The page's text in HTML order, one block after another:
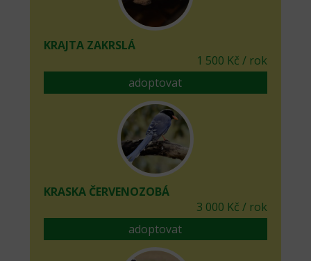
KRAJTA ZAKRSLÁ
1 500 Kč / rok
adoptovat
KRASKA ČERVENOZOBÁ
3 000 Kč / rok
adoptovat